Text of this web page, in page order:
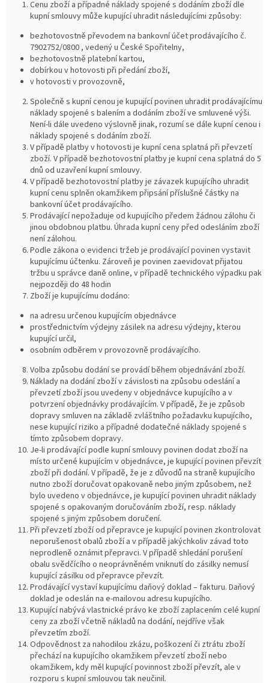
Cenu zboží a případné náklady spojené s dodáním zboží dle
kupní smlouvy může kupující uhradit následujícími způsoby:
bezhotovostně převodem na bankovní účet prodávajícího č.
7902752/0800 , vedený u České Spořitelny,
bezhotovostně platební kartou,
dobírkou v hotovosti při předání zboží,
v hotovosti v provozovně,
Společně s kupní cenou je kupující povinen uhradit prodávajícímu
náklady spojené s balením a dodáním zboží ve smluvené výši.
Není-li dále uvedeno výslovně jinak, rozumí se dále kupní cenou i
náklady spojené s dodáním zboží.
V případě platby v hotovosti je kupní cena splatná při převzetí
zboží. V případě bezhotovostní platby je kupní cena splatná do 5
dnů od uzavření kupní smlouvy.
V případě bezhotovostní platby je závazek kupujícího uhradit
kupní cenu splněn okamžikem připsání příslušné částky na
bankovní účet prodávajícího.
Prodávající nepožaduje od kupujícího předem žádnou zálohu či
jinou obdobnou platbu. Úhrada kupní ceny před odesláním zboží
není zálohou.
Podle zákona o evidenci tržeb je prodávající povinen vystavit
kupujícímu účtenku. Zároveň je povinen zaevidovat přijatou
tržbu u správce daně online, v případě technického výpadku pak
nejpozději do 48 hodin
Zboží je kupujícímu dodáno:
na adresu určenou kupujícím objednávce
prostřednictvím výdejny zásilek na adresu výdejny, kterou
kupující určil,
osobním odběrem v provozovně prodávajícího.
Volba způsobu dodání se provádí během objednávání zboží.
Náklady na dodání zboží v závislosti na způsobu odeslání a
převzetí zboží jsou uvedeny v objednávce kupujícího a v
potvrzení objednávky prodávajícím. V případě, že je způsob
dopravy smluven na základě zvláštního požadavku kupujícího,
nese kupující riziko a případné dodatečné náklady spojené s
tímto způsobem dopravy.
Je-li prodávající podle kupní smlouvy povinen dodat zboží na
místo určené kupujícím v objednávce, je kupující povinen převzít
zboží při dodání. V případě, že je z důvodů na straně kupujícího
nutno zboží doručovat opakovaně nebo jiným způsobem, než
bylo uvedeno v objednávce, je kupující povinen uhradit náklady
spojené s opakovaným doručováním zboží, resp. náklady
spojené s jiným způsobem doručení.
Při převzetí zboží od přepravce je kupující povinen zkontrolovat
neporušenost obalů zboží a v případě jakýchkoliv závad toto
neprodleně oznámit přepravci. V případě shledání porušení
obalu svědčícího o neoprávněném vniknutí do zásilky nemusí
kupující zásilku od přepravce převzít.
Prodávající vystaví kupujícímu daňový doklad – fakturu. Daňový
doklad je odeslán na e-mailovou adresu kupujícího.
Kupující nabývá vlastnické právo ke zboží zaplacením celé kupní
ceny za zboží včetně nákladů na dodání, nejdříve však
převzetím zboží.
Odpovědnost za nahodilou zkázu, poškození či ztrátu zboží
přechází na kupujícího okamžikem převzetí zboží nebo
okamžikem, kdy měl kupující povinnost zboží převzít, ale v
rozporu s kupní smlouvou tak neučinil.